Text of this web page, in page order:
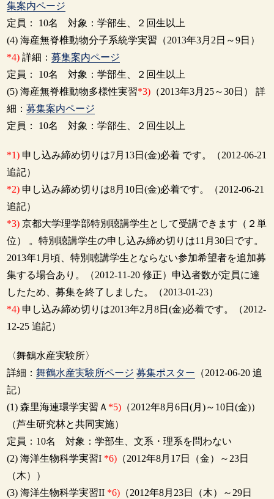
集案内ページ
定員： 10名 対象：学部生、２回生以上
(4) 海産無脊椎動物分子系統学実習（2013年3月2日～9日）
*4) 詳細：募集案内ページ
定員： 10名 対象：学部生、２回生以上
(5) 海産無脊椎動物多様性実習*3) （2013年3月25～30日） 詳
細：募集案内ページ
定員： 10名 対象：学部生、２回生以上
*1) 申し込み締め切りは7月13日(金)必着 です。（2012-06-21
追記）
*2) 申し込み締め切りは8月10日(金)必着です。（2012-06-21
追記）
*3) 京都大学理学部特別聴講学生として受講できます（２単
位） 。特別聴講学生の申し込み締め切りは11月30日です。
2013年1月頃、特別聴講学生とならない参加希望者を追加募
集する場合あり。（2012-11-20 修正）申込者数が定員に達
したため、募集を終了しました。（2013-01-23）
*4) 申し込み締め切りは2013年2月8日(金)必着です。（2012-
12-25 追記）
〈舞鶴水産実験所〉
詳細：舞鶴水産実験所ページ 募集ポスター （2012-06-20 追
記）
(1) 森里海連環学実習Ａ *5) （2012年8月6日(月)～10日(金)）
（芦生研究林と共同実施）
定員：10名 対象：学部生、文系・理系を問わない
(2) 海洋生物科学実習I *6) （2012年8月17日（金）～23日
（木））
(3) 海洋生物科学実習II *6) （2012年8月23日（木）～29日